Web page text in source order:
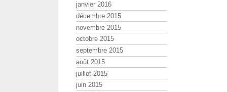
janvier 2016
décembre 2015
novembre 2015
octobre 2015
septembre 2015
août 2015
juillet 2015
juin 2015